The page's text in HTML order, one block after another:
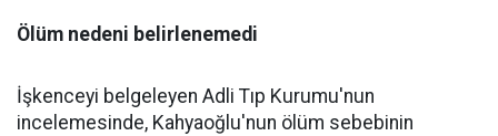
Ölüm nedeni belirlenemedi
İşkenceyi belgeleyen Adli Tıp Kurumu'nun
incelemesinde, Kahyaoğlu'nun ölüm sebebinin